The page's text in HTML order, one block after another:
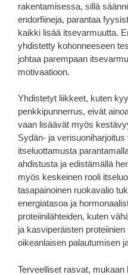
rakentamisessa, sillä
endorfiineja, parantaa
kaikki lisää itsevarmuutta.
yhdistetty kohonneeseen
johtaa parempaan
motivaatioon.
Yhdistetyt liikkeet, kuten
penkkipunnerrus, eivät
vaan lisäävät myös
Sydän- ja
itseluottamusta
ahdistusta ja edistämällä
myös keskeinen rooli
tasapainoinen ruokavalio
energiatasoa ja
proteiinilähteiden, kuten
ja kasviperäisten
oikeanlaisen palautumisen
Terveelliset rasvat,